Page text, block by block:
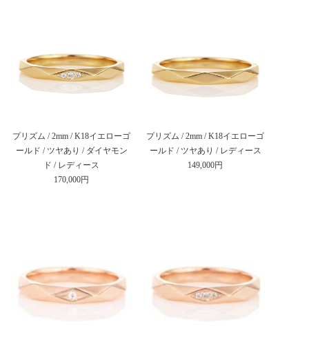
プリズム / 2mm / K18イエローゴ
ールド / ツヤあり / ダイヤモン
ド / レディース
170,000円
プリズム / 2mm / K18イエローゴ
ールド / ツヤあり / レディース
149,000円